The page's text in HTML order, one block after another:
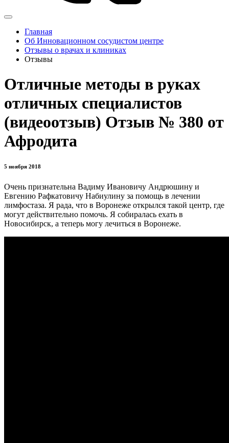
Главная
Об Инновационном сосудистом центре
Отзывы о врачах и клиниках
Отзывы
Отличные методы в руках
отличных специалистов
(видеоотзыв) Отзыв № 380 от
Афродита
5 ноября 2018
Очень признательна Вадиму Ивановичу Андрюшину и
Евгению Рафкатовичу Набиулину за помощь в лечении
лимфостаза. Я рада, что в Воронеже открылся такой центр, где
могут действительно помочь. Я собиралась ехать в
Новосибирск, а теперь могу лечиться в Воронеже.